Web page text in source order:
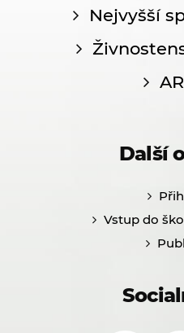
Nejvyšší
Další
Vstup do